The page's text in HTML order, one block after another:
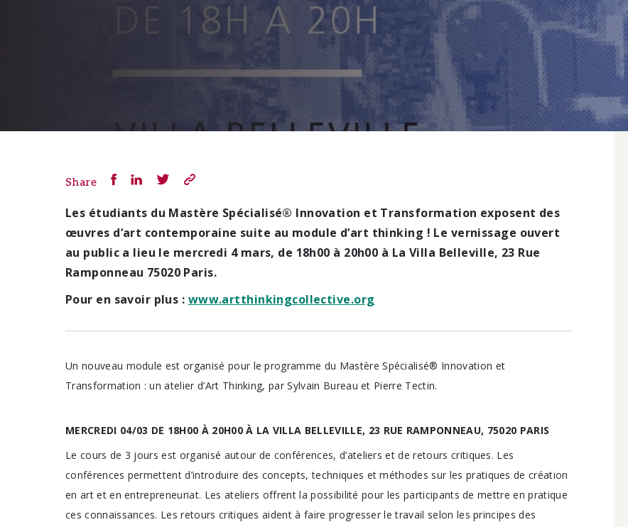
sélectionner
DÉCOUVRIR LES FORMATIONS
Share
Les étudiants du Mastère Spécialisé® Innovation et Transformation exposent des
œuvres d’art contemporaine suite au module d’art thinking ! Le vernissage ouvert
au public a lieu le mercredi 4 mars, de 18h00 à 20h00 à La Villa Belleville, 23 Rue
Ramponneau 75020 Paris.
Pour en savoir plus : www.artthinkingcollective.org
Un nouveau module est organisé pour le programme du Mastère Spécialisé® Innovation et
Transformation : un atelier d’Art Thinking, par Sylvain Bureau et Pierre Tectin.
MERCREDI 04/03 DE 18H00 À 20H00 À LA VILLA BELLEVILLE, 23 RUE RAMPONNEAU, 75020 PARIS
Le cours de 3 jours est organisé autour de conférences, d’ateliers et de retours critiques. Les
conférences permettent d’introduire des concepts, techniques et méthodes sur les pratiques de création
en art et en entrepreneuriat. Les ateliers offrent la possibilité pour les participants de mettre en pratique
ces connaissances. Les retours critiques aident à faire progresser le travail selon les principes des